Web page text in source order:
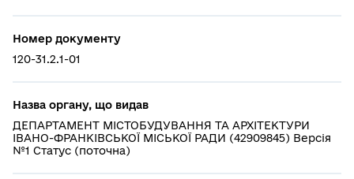
Номер документу
120-31.2.1-01
Назва органу, що видав
ДЕПАРТАМЕНТ МІСТОБУДУВАННЯ ТА АРХІТЕКТУРИ
ІВАНО-ФРАНКІВСЬКОЇ МІСЬКОЇ РАДИ (42909845) Версія
№1 Статус (поточна)